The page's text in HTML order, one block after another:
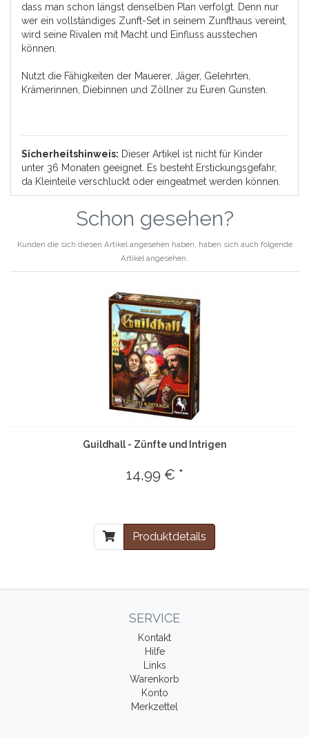
dass man schon längst denselben Plan verfolgt. Denn nur
wer ein vollständiges Zunft-Set in seinem Zunfthaus vereint,
wird seine Rivalen mit Macht und Einfluss ausstechen
können.
Nutzt die Fähigkeiten der Mauerer, Jäger, Gelehrten,
Krämerinnen, Diebinnen und Zöllner zu Euren Gunsten.
Sicherheitshinweis: Dieser Artikel ist nicht für Kinder
unter 36 Monaten geeignet. Es besteht Erstickungsgefahr,
da Kleinteile verschluckt oder eingeatmet werden können.
Schon gesehen?
Kunden die sich diesen Artikel angesehen haben, haben sich auch folgende
Artikel angesehen.
Guildhall - Zünfte und Intrigen
14,99 € *
Produktdetails
SERVICE
Kontakt
Hilfe
Links
Warenkorb
Konto
Merkzettel